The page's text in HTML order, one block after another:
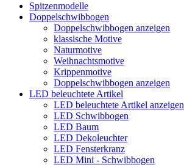
Spitzenmodelle
Doppelschwibbogen
Doppelschwibbogen anzeigen
klassische Motive
Naturmotive
Weihnachtsmotive
Krippenmotive
Doppelschwibbogen anzeigen
LED beleuchtete Artikel
LED beleuchtete Artikel anzeigen
LED Schwibbogen
LED Baum
LED Dekoleuchter
LED Fensterkranz
LED Mini - Schwibbogen